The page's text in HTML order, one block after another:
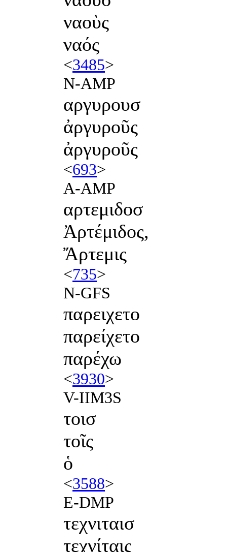
ναοὺς
ναός
<3485>
N-AMP
αργυρουσ
ἀργυροῦς
ἀργυροῦς
<693>
A-AMP
αρτεμιδοσ
Ἀρτέμιδος,
Ἄρτεμις
<735>
N-GFS
παρειχετο
παρείχετο
παρέχω
<3930>
V-IIM3S
τοισ
τοῖς
ὁ
<3588>
E-DMP
τεχνιταισ
τεχνίταις